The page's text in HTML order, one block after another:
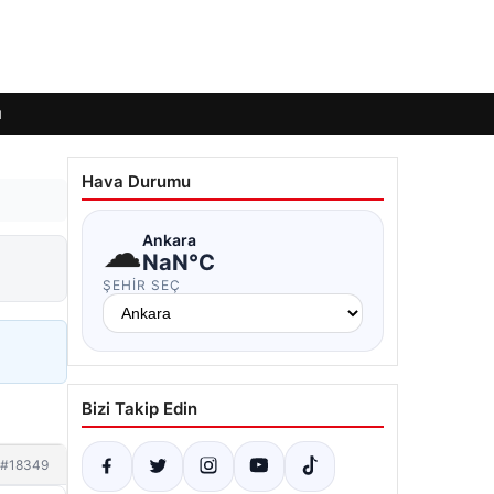
#18349
Hava Durumu
☁Ankara
NaN°C
ŞEHIR SEÇ
Bizi Takip Edin